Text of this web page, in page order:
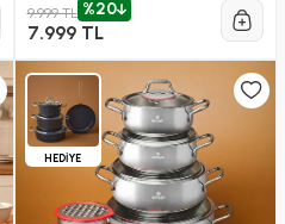
9.999 TL %20
7.999 TL
HEDİYE